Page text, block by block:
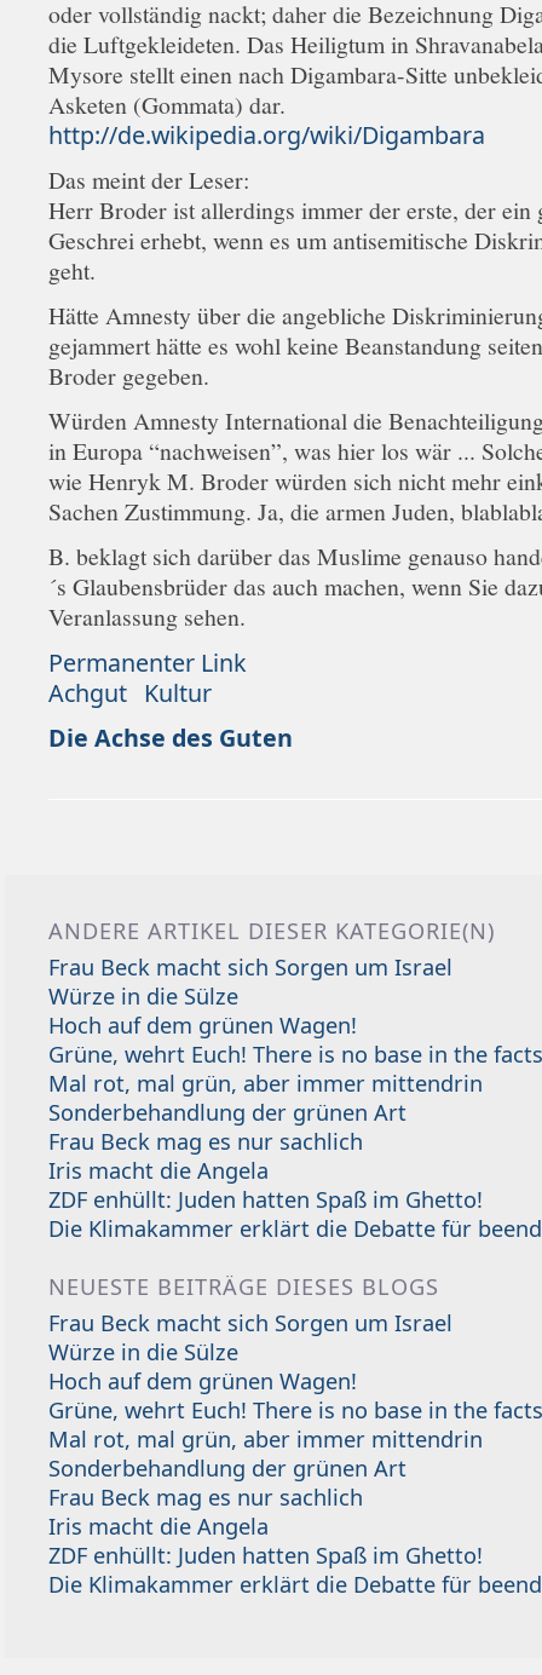
oder vollständig nackt; daher die Bezeichnung
die Luftgekleideten. Das Heiligtum in
Mysore stellt einen nach Digambara-Sitte
Asketen (Gommata) dar.
http://de.wikipedia.org/wiki/Digambara
Das meint der Leser:
Herr Broder ist allerdings immer der erste, der ein
Geschrei erhebt, wenn es um antisemitische
geht.
Hätte Amnesty über die angebliche
gejammert hätte es wohl keine Beanstandung
Broder gegeben.
Würden Amnesty International die
in Europa “nachweisen”, was hier los wär ...
wie Henryk M. Broder würden sich nicht mehr
Sachen Zustimmung. Ja, die armen Juden,
B. beklagt sich darüber das Muslime genauso
´s Glaubensbrüder das auch machen, wenn Sie
Veranlassung sehen.
Permanenter Link
Achgut Kultur
Die Achse des Guten
ANDERE ARTIKEL DIESER KATEGORIE(N)
Frau Beck macht sich Sorgen um Israel
Würze in die Sülze
Hoch auf dem grünen Wagen!
Grüne, wehrt Euch! There is no base in the
Mal rot, mal grün, aber immer mittendrin
Sonderbehandlung der grünen Art
Frau Beck mag es nur sachlich
Iris macht die Angela
ZDF enhüllt: Juden hatten Spaß im Ghetto!
Die Klimakammer erklärt die Debatte für
NEUESTE BEITRÄGE DIESES BLOGS
Frau Beck macht sich Sorgen um Israel
Würze in die Sülze
Hoch auf dem grünen Wagen!
Grüne, wehrt Euch! There is no base in the
Mal rot, mal grün, aber immer mittendrin
Sonderbehandlung der grünen Art
Frau Beck mag es nur sachlich
Iris macht die Angela
ZDF enhüllt: Juden hatten Spaß im Ghetto!
Die Klimakammer erklärt die Debatte für